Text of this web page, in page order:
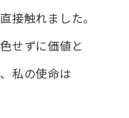
接触れました。
せずに​価値と​
私の​使命は​